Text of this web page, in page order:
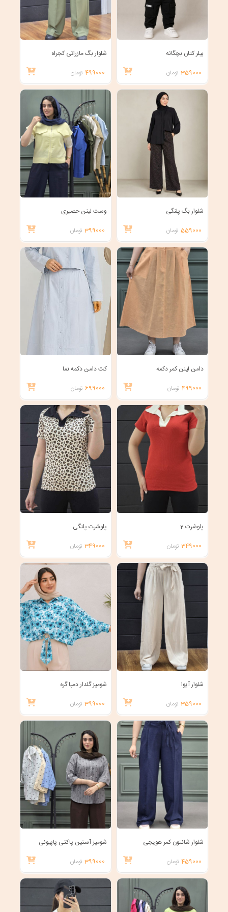
بیلر کتان بچگانه
359000 تومان
شلوار بگ مازراتی کجراه
499000 تومان
شلوار بگ پلنگی
559000 تومان
وست لینن حصیری
399000 تومان
دامن لینن کمر دکمه
499000 تومان
کت دامن دکمه نما
699000 تومان
پلوشرت 2
349000 تومان
پلوشرت پلنگی
349000 تومان
شلوار آیوا
359000 تومان
شومیز گلدار دمپا گره
399000 تومان
شلوار شانتون کمر هویجی
459000 تومان
شومیز آستین پاکتی پاپیونی
399000 تومان